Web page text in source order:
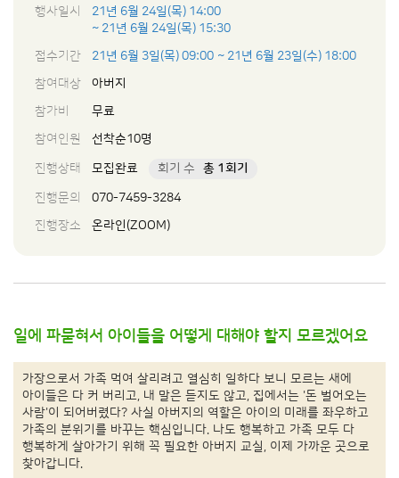
행사일시
21년 6월 24일(목) 14:00
~ 21년 6월 24일(목) 15:30
접수기간
21년 6월 3일(목) 09:00 ~ 21년 6월 23일(수) 18:00
참여대상
아버지
참가비
무료
참여인원
선착순10명
진행상태 모집완료 회기 수 총 1회기
진행문의
070-7459-3284
진행장소
온라인(ZOOM)
일에 파묻혀서 아이들을 어떻게 대해야 할지 모르겠어요
가장으로서 가족 먹여 살리려고 열심히 일하다 보니 모르는 새에
아이들은 다 커 버리고, 내 말은 듣지도 않고, 집에서는 '돈 벌어오는
사람'이 되어버렸다? 사실 아버지의 역할은 아이의 미래를 좌우하고
가족의 분위기를 바꾸는 핵심입니다. 나도 행복하고 가족 모두 다
행복하게 살아가기 위해 꼭 필요한 아버지 교실, 이제 가까운 곳으로
찾아갑니다.